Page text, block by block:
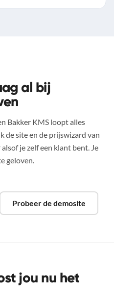
al bij
Bakker KMS loopt alles
de site en de prijswizard van
je zelf een klant bent. Je
geloven.
Probeer de demosite
jou nu het